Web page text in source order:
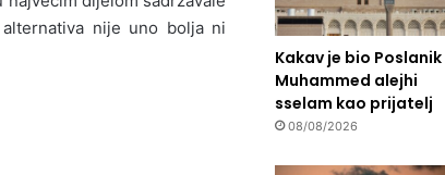
nije uno bolja ni
Kakav je bio Poslanik
Muhammed alejhi
sselam kao prijatelj
08/08/2026